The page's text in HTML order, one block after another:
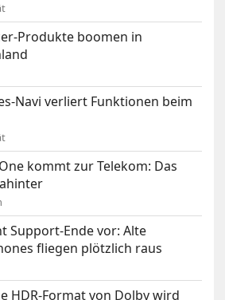
Produkte boomen in
Navi verliert Funktionen beim
kommt zur Telekom: Das
Support-Ende vor: Alte
fliegen plötzlich raus
HDR-Format von Dolby wird